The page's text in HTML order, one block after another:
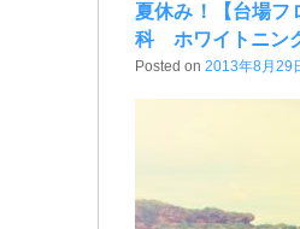
夏休み！【台場
科 ホワイトニ
Posted on 2013年8月29